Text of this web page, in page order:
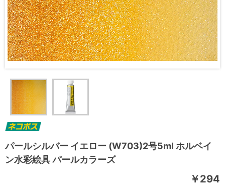
パールシルバー イエロー (W703)2号5ml ホルベイ
ン水彩絵具 パールカラーズ
￥294